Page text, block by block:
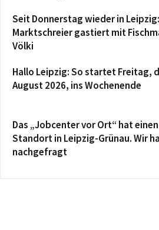
Seit Donnerstag wieder in
Marktschreier gastiert mit
Völki
Hallo Leipzig: So startet Freitag,
August 2026, ins Wochenende
Das „Jobcenter vor Ort“ hat
Standort in Leipzig-Grünau. Wir
nachgefragt